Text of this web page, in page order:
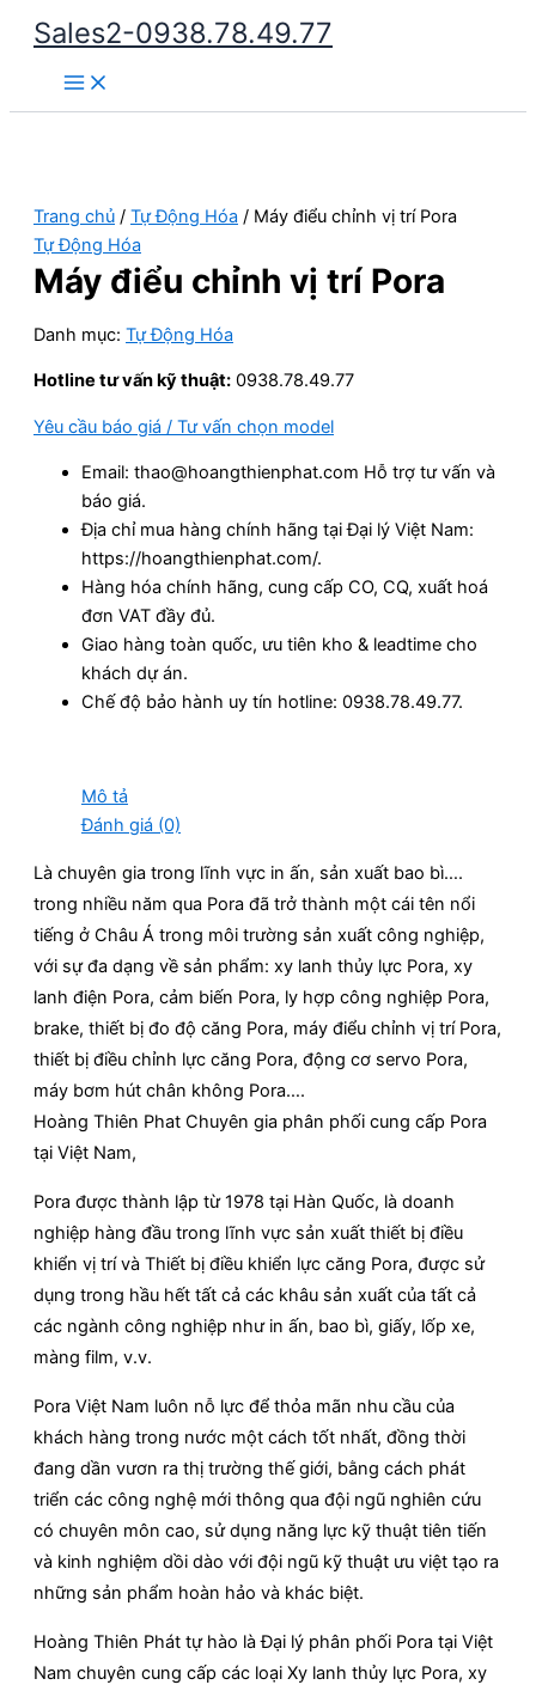
Nhảy
dung
Sales2-0938.78.49.77
Main
Menu
Trang chủ / Tự Động Hóa / Máy điểu chỉnh vị trí Pora
Tự Động Hóa
Máy điểu chỉnh vị trí Pora
Danh mục: Tự Động Hóa
Hotline tư vấn kỹ thuật: 0938.78.49.77
Yêu cầu báo giá / Tư vấn chọn model
Email: thao@hoangthienphat.com Hỗ trợ tư vấn và
báo giá.
Địa chỉ mua hàng chính hãng tại Đại lý Việt Nam:
https://hoangthienphat.com/.
Hàng hóa chính hãng, cung cấp CO, CQ, xuất hoá
đơn VAT đầy đủ.
Giao hàng toàn quốc, ưu tiên kho & leadtime cho
khách dự án.
Chế độ bảo hành uy tín hotline: 0938.78.49.77.
Mô tả
Đánh giá (0)
Là chuyên gia trong lĩnh vực in ấn, sản xuất bao bì….
trong nhiều năm qua Pora đã trở thành một cái tên nổi
tiếng ở Châu Á trong môi trường sản xuất công nghiệp,
với sự đa dạng về sản phẩm: xy lanh thủy lực Pora, xy
lanh điện Pora, cảm biến Pora, ly hợp công nghiệp Pora,
brake, thiết bị đo độ căng Pora, máy điểu chỉnh vị trí Pora,
thiết bị điều chỉnh lực căng Pora, động cơ servo Pora,
máy bơm hút chân không Pora….
Hoàng Thiên Phat Chuyên gia phân phối cung cấp Pora
tại Việt Nam,
Pora được thành lập từ 1978 tại Hàn Quốc, là doanh
nghiệp hàng đầu trong lĩnh vực sản xuất thiết bị điều
khiển vị trí và Thiết bị điều khiển lực căng Pora, được sử
dụng trong hầu hết tất cả các khâu sản xuất của tất cả
các ngành công nghiệp như in ấn, bao bì, giấy, lốp xe,
màng film, v.v.
Pora Việt Nam luôn nỗ lực để thỏa mãn nhu cầu của
khách hàng trong nước một cách tốt nhất, đồng thời
đang dần vươn ra thị trường thế giới, bằng cách phát
triển các công nghệ mới thông qua đội ngũ nghiên cứu
có chuyên môn cao, sử dụng năng lực kỹ thuật tiên tiến
và kinh nghiệm dồi dào với đội ngũ kỹ thuật ưu việt tạo ra
những sản phẩm hoàn hảo và khác biệt.
Hoàng Thiên Phát tự hào là Đại lý phân phối Pora tại Việt
Nam chuyên cung cấp các loại Xy lanh thủy lực Pora, xy